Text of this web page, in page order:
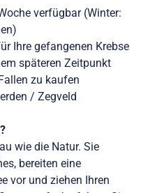
verfügbar (Winter:
Ihre gefangenen Krebse
späteren Zeitpunkt
zu kaufen
/ Zegveld
wie die Natur. Sie
bereiten eine
vor und ziehen Ihren